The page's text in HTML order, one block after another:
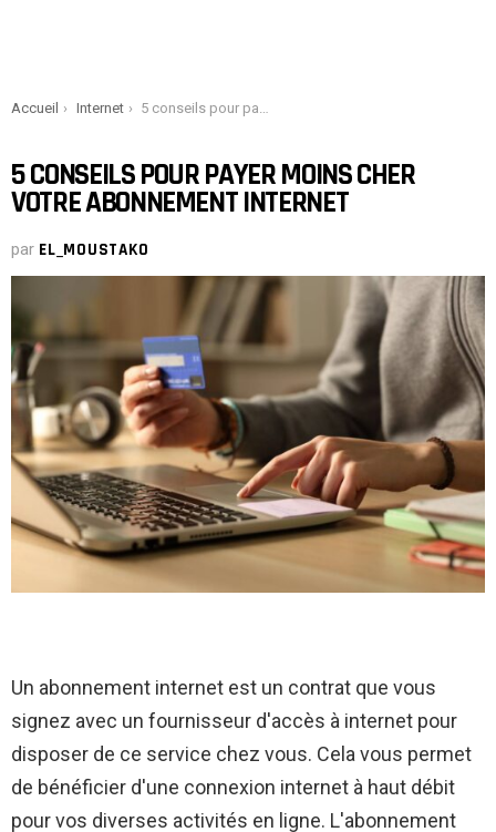
You are here:
Accueil Internet 5 conseils pour payer moins cher votre abonnement internet
5 CONSEILS POUR PAYER MOINS CHER
VOTRE ABONNEMENT INTERNET
par EL_MOUSTAKO
Un abonnement internet est un contrat que vous
signez avec un fournisseur d'accès à internet pour
disposer de ce service chez vous. Cela vous permet
de bénéficier d'une connexion internet à haut débit
pour vos diverses activités en ligne. L'abonnement